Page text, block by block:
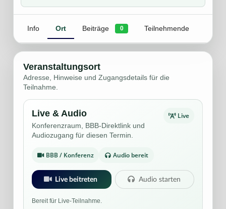
Info Ort Beiträge 0 Teilnehmende
Veranstaltungsort
Adresse, Hinweise und Zugangsdetails für die
Teilnahme.
Live & Audio
Konferenzraum, BBB-Direktlink und
Audiozugang für diesen Termin.
Live
BBB / Konferenz Audio bereit
Live beitreten Audio starten
Bereit für Live-Teilnahme.